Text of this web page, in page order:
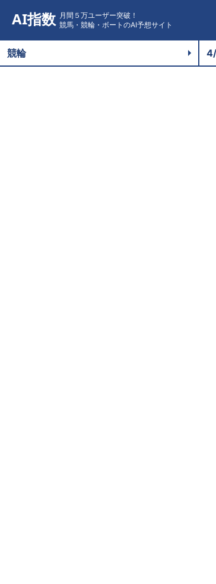
AI指数 月間５万ユーザー突破！
競馬・競輪・ボートのAI予想サイト